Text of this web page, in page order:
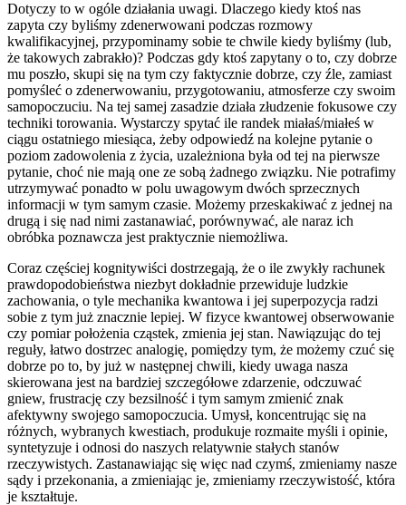
Dotyczy to w ogóle działania uwagi. Dlaczego kiedy ktoś nas
zapyta czy byliśmy zdenerwowani podczas rozmowy
kwalifikacyjnej, przypominamy sobie te chwile kiedy byliśmy (lub,
że takowych zabrakło)? Podczas gdy ktoś zapytany o to, czy dobrze
mu poszło, skupi się na tym czy faktycznie dobrze, czy źle, zamiast
pomyśleć o zdenerwowaniu, przygotowaniu, atmosferze czy swoim
samopoczuciu. Na tej samej zasadzie działa złudzenie fokusowe czy
techniki torowania. Wystarczy spytać ile randek miałaś/miałeś w
ciągu ostatniego miesiąca, żeby odpowiedź na kolejne pytanie o
poziom zadowolenia z życia, uzależniona była od tej na pierwsze
pytanie, choć nie mają one ze sobą żadnego związku. Nie potrafimy
utrzymywać ponadto w polu uwagowym dwóch sprzecznych
informacji w tym samym czasie. Możemy przeskakiwać z jednej na
drugą i się nad nimi zastanawiać, porównywać, ale naraz ich
obróbka poznawcza jest praktycznie niemożliwa.
Coraz częściej kognitywiści dostrzegają, że o ile zwykły rachunek
prawdopodobieństwa niezbyt dokładnie przewiduje ludzkie
zachowania, o tyle mechanika kwantowa i jej superpozycja radzi
sobie z tym już znacznie lepiej. W fizyce kwantowej obserwowanie
czy pomiar położenia cząstek, zmienia jej stan. Nawiązując do tej
reguły, łatwo dostrzec analogię, pomiędzy tym, że możemy czuć się
dobrze po to, by już w następnej chwili, kiedy uwaga nasza
skierowana jest na bardziej szczegółowe zdarzenie, odczuwać
gniew, frustrację czy bezsilność i tym samym zmienić znak
afektywny swojego samopoczucia. Umysł, koncentrując się na
różnych, wybranych kwestiach, produkuje rozmaite myśli i opinie,
syntetyzuje i odnosi do naszych relatywnie stałych stanów
rzeczywistych. Zastanawiając się więc nad czymś, zmieniamy nasze
sądy i przekonania, a zmieniając je, zmieniamy rzeczywistość, która
je kształtuje.